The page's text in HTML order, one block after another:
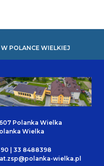
POLANCE WIELKIEJ
Polanka Wielka
Wielka
| 33 8488398
wielka.pl